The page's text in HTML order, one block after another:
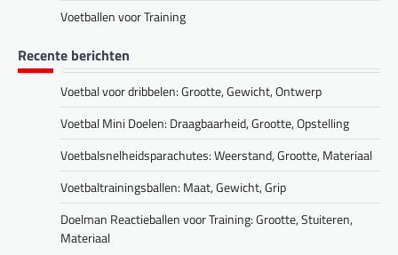
Voetballen voor Training
Recente berichten
Voetbal voor dribbelen: Grootte, Gewicht, Ontwerp
Voetbal Mini Doelen: Draagbaarheid, Grootte, Opstelling
Voetbalsnelheidsparachutes: Weerstand, Grootte, Materiaal
Voetbaltrainingsballen: Maat, Gewicht, Grip
Doelman Reactieballen voor Training: Grootte, Stuiteren,
Materiaal